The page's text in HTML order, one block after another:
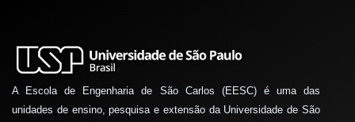
A Escola de Engenharia de São Carlos (EESC) é uma das
unidades de ensino, pesquisa e extensão da Universidade de São